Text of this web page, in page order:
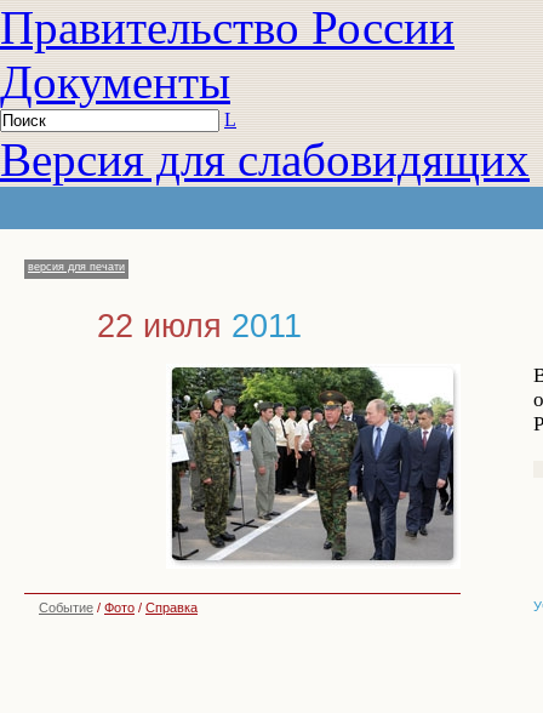
Правительство России
Документы
L
Версия для слабовидящих
версия для печати
22 июля 2011
Событие / Фото / Справка